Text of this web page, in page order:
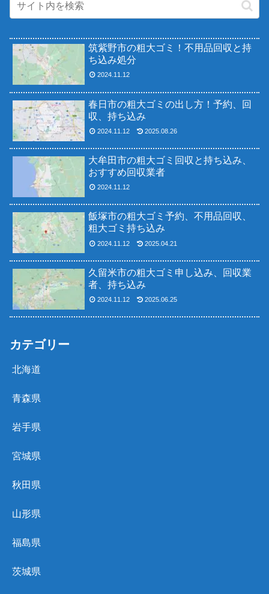
筑紫野市の粗大ゴミ！不用品回収と持
ち込み処分
2024.11.12
春日市の粗大ゴミの出し方！予約、回
収、持ち込み
2024.11.12 2025.08.26
大牟田市の粗大ゴミ回収と持ち込み、
おすすめ回収業者
2024.11.12
飯塚市の粗大ゴミ予約、不用品回収、
粗大ゴミ持ち込み
2024.11.12 2025.04.21
久留米市の粗大ゴミ申し込み、回収業
者、持ち込み
2024.11.12 2025.06.25
カテゴリー
北海道
青森県
岩手県
宮城県
秋田県
山形県
福島県
茨城県